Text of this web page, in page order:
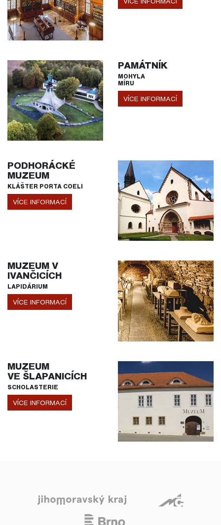
PAMÁTNÍK
MOHYLA
MÍRU
VÍCE INFORMACÍ
PODHORÁCKÉ
MUZEUM
KLÁŠTER PORTA COELI
VÍCE INFORMACÍ
MUZEUM V
IVANČICÍCH
LAPIDÁRIUM
VÍCE INFORMACÍ
MUZEUM
VE ŠLAPANICÍCH
SCHOLASTERIE
VÍCE INFORMACÍ